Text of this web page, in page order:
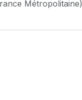
Métropolitaine)